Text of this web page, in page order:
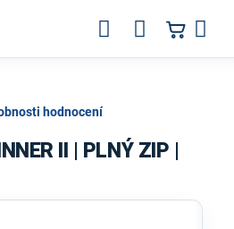
hodnocení
II | PLNÝ ZIP |